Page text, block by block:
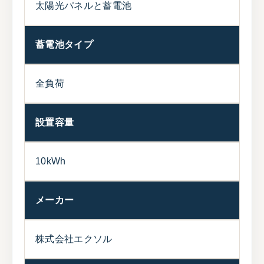
太陽光パネルと蓄電池
蓄電池タイプ
全負荷
設置容量
10kWh
メーカー
株式会社エクソル